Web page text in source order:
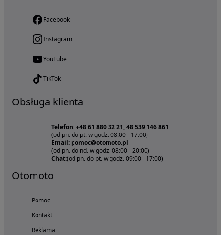
Facebook
Instagram
YouTube
TikTok
Obsługa klienta
Telefon: +48 61 880 32 21, 48 539 146 861
(od pn. do pt. w godz. 08:00 - 17:00)
Email: pomoc@otomoto.pl
(od pn. do nd. w godz. 08:00 - 20:00)
Chat:(od pn. do pt. w godz. 09:00 - 17:00)
Otomoto
Pomoc
Kontakt
Reklama